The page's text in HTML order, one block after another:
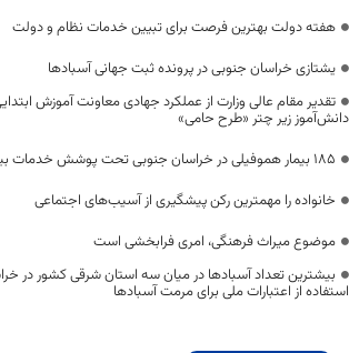
هفته دولت بهترین فرصت برای تبیین خدمات نظام و دولت
یشتازی خراسان جنوبی در پرونده ثبت جهانی آسبادها
دانش‌آموز زیر چتر «طرح حامی»
۱۸۵ بیمار هموفیلی در خراسان جنوبی تحت پوشش خدمات بیمه سلامت قرار دارند
خانواده را مهمترین رکن پیشگیری از آسیب‌های اجتماعی
موضوع میراث فرهنگی، امری فرابخشی است
بیشترین تعداد آسبادها در میان سه استان شرقی کشور در
استفاده از اعتبارات ملی برای مرمت آسبادها